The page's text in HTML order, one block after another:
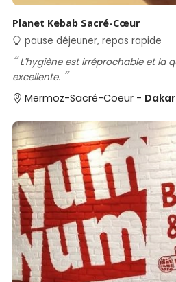
Planet Kebab Sacré-Cœur
pause déjeuner, repas rapide
L'hygiène est irréprochable et la qualité de la viande est
excellente.
Mermoz-Sacré-Coeur - Dakar